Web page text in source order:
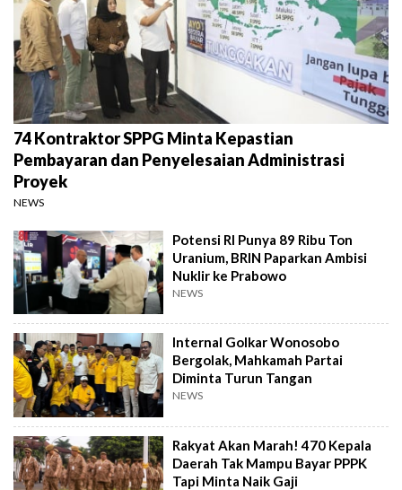
74 Kontraktor SPPG Minta Kepastian
Pembayaran dan Penyelesaian Administrasi
Proyek
NEWS
Potensi RI Punya 89 Ribu Ton
Uranium, BRIN Paparkan Ambisi
Nuklir ke Prabowo
NEWS
Internal Golkar Wonosobo
Bergolak, Mahkamah Partai
Diminta Turun Tangan
NEWS
Rakyat Akan Marah! 470 Kepala
Daerah Tak Mampu Bayar PPPK
Tapi Minta Naik Gaji